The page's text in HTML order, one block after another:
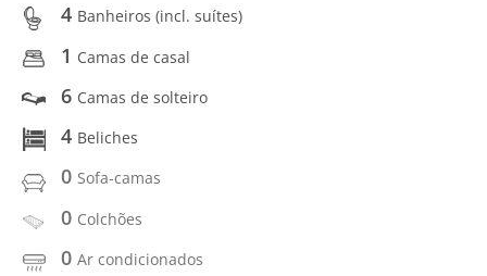
4 Banheiros (incl. suítes)
1 Camas de casal
6 Camas de solteiro
4 Beliches
0 Sofa-camas
0 Colchões
0 Ar condicionados